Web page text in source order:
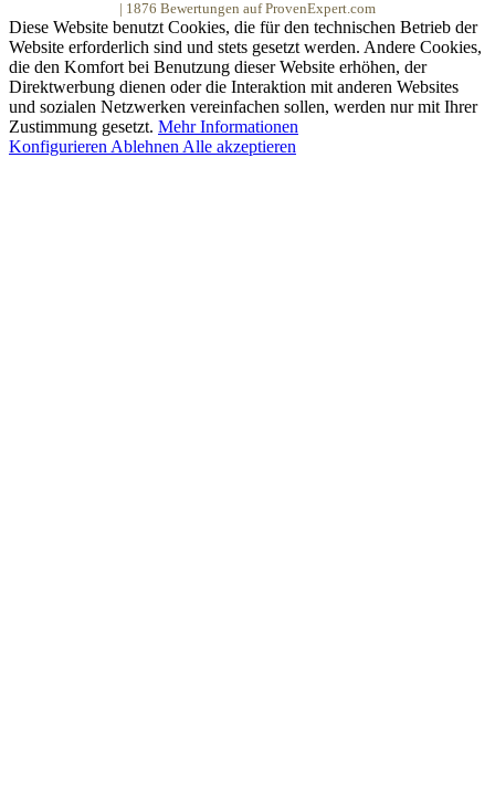
1876 Bewertungen auf ProvenExpert.com
Diese Website benutzt Cookies, die für den technischen Betrieb der
Website erforderlich sind und stets gesetzt werden. Andere Cookies,
die den Komfort bei Benutzung dieser Website erhöhen, der
Direktwerbung dienen oder die Interaktion mit anderen Websites
und sozialen Netzwerken vereinfachen sollen, werden nur mit Ihrer
Zustimmung gesetzt. Mehr Informationen
Konfigurieren Ablehnen Alle akzeptieren